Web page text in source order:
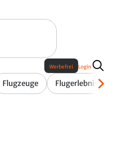
Flugzeuge Flugerlebnis
Werbefrei Login